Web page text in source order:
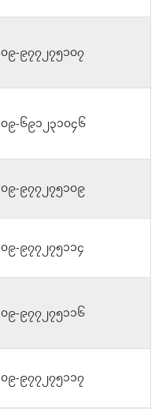
၀၉-၉၇၇၂၇၅၁၀၇
၀၉-၆၉၁၂၃၁၀၄၆
၀၉-၉၇၇၂၇၅၁၀၉
၀၉-၉၇၇၂၇၅၁၁၄
၀၉-၉၇၇၂၇၅၁၁၆
၀၉-၉၇၇၂၇၅၁၁၇